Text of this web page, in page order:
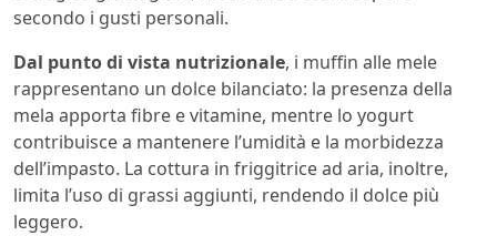
secondo i gusti personali.
Dal punto di vista nutrizionale, i muffin alle mele
rappresentano un dolce bilanciato: la presenza della
mela apporta fibre e vitamine, mentre lo yogurt
contribuisce a mantenere l’umidità e la morbidezza
dell’impasto. La cottura in friggitrice ad aria, inoltre,
limita l’uso di grassi aggiunti, rendendo il dolce più
leggero.